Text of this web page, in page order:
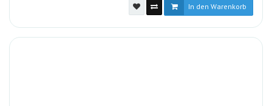
In den Warenkorb